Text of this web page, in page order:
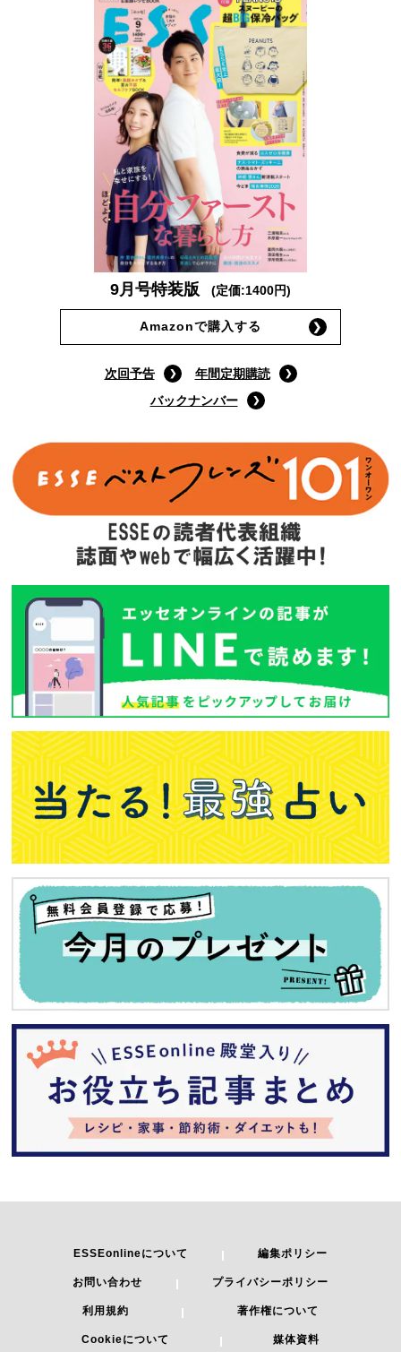
9月号特装版 (定価:1400円)
Amazonで購入する
次回予告
年間定期購読
バックナンバー
ESSEonlineについて 編集ポリシー
お問い合わせ プライバシーポリシー
利用規約 著作権について
Cookieについて 媒体資料